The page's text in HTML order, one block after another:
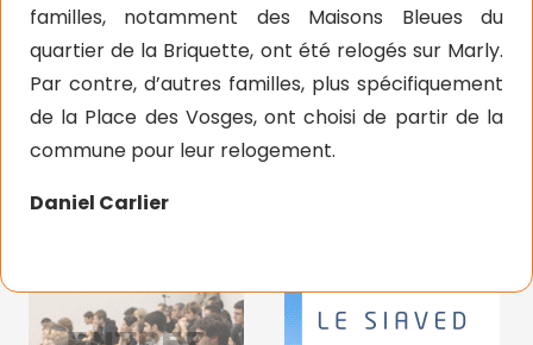
familles, notamment des Maisons Bleues du
quartier de la Briquette, ont été relogés sur Marly.
Par contre, d’autres familles, plus spécifiquement
de la Place des Vosges, ont choisi de partir de la
commune pour leur relogement.
Daniel Carlier